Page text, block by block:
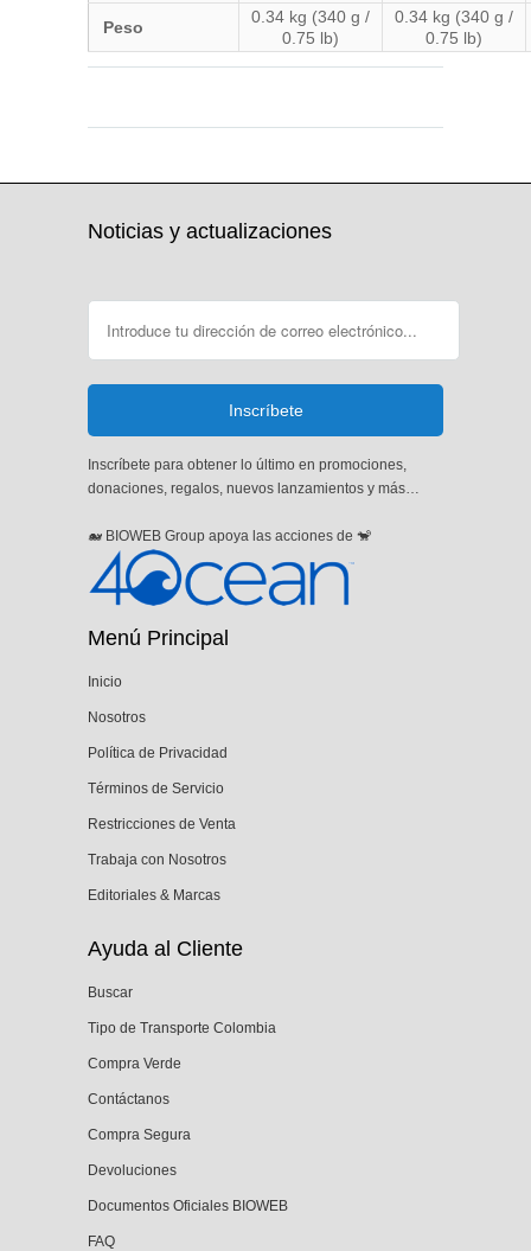
Peso
0.34 kg (340 g /
0.75 lb)
0.34 kg (340 g /
0.75 lb)
Noticias y actualizaciones
Inscríbete para obtener lo último en promociones,
donaciones, regalos, nuevos lanzamientos y más…
🐋 BIOWEB Group apoya las acciones de 🐒
Menú Principal
Inicio
Nosotros
Política de Privacidad
Términos de Servicio
Restricciones de Venta
Trabaja con Nosotros
Editoriales & Marcas
Ayuda al Cliente
Buscar
Tipo de Transporte Colombia
Compra Verde
Contáctanos
Compra Segura
Devoluciones
Documentos Oficiales BIOWEB
FAQ